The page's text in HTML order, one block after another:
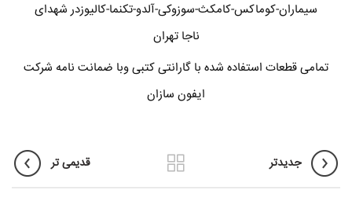
سیماران-کوماکس-کامکث-سوزوکی-آلدو-تکنما-کالیوزدر شهدای
ناجا تهران
تمامی قطعات استفاده شده با گارانتی کتبی وبا ضمانت نامه شرکت
ایفون سازان
جدیدتر قدیمی تر